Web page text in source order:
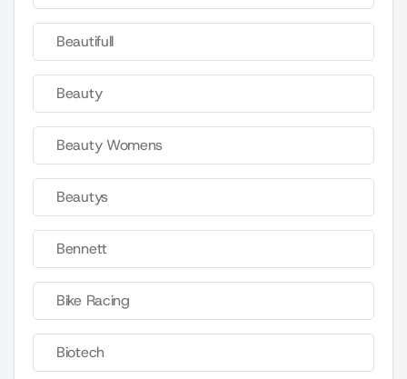
Beautifull
Beauty
Beauty Womens
Beautys
Bennett
Bike Racing
Biotech